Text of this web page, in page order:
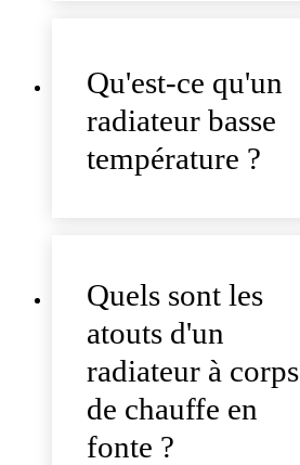
Qu'est-ce qu'un
radiateur basse
température ?
Quels sont les
atouts d'un
radiateur à corps
de chauffe en
fonte ?